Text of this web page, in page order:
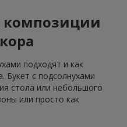
подходят и как
Букет с подсолнухами
стола или небольшого
или просто как